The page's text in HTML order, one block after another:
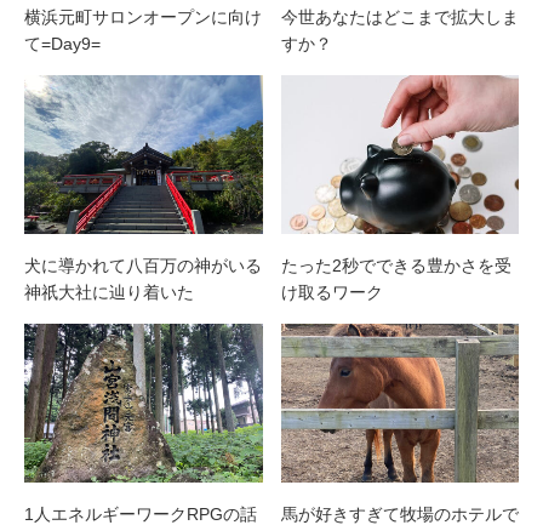
横浜元町サロンオープンに向け
て=Day9=
今世あなたはどこまで拡大しま
すか？
犬に導かれて八百万の神がいる
神祇大社に辿り着いた
たった2秒でできる豊かさを受
け取るワーク
1人エネルギーワークRPGの話
馬が好きすぎて牧場のホテルで